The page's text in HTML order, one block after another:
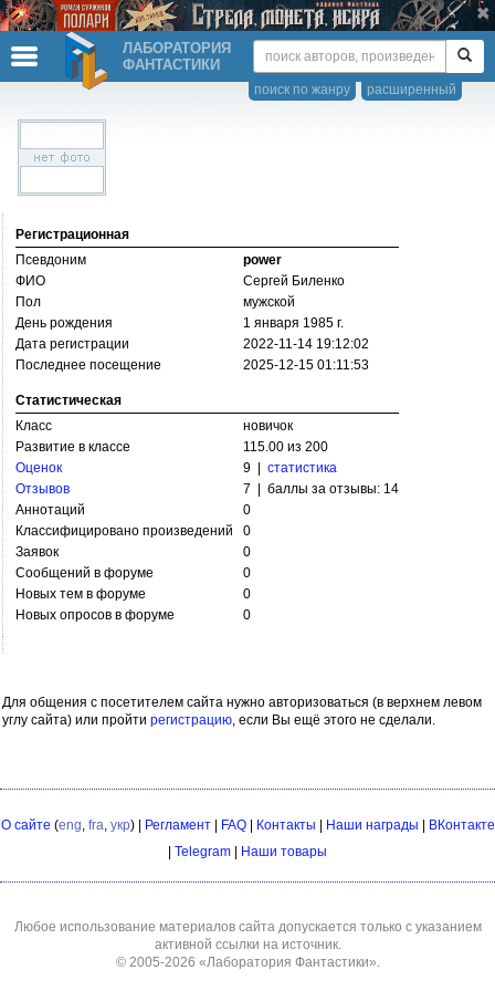
ЛАБОРАТОРИЯ
ФАНТАСТИКИ
расширенный
поиск по жанру
Регистрационная
Псевдоним
power
ФИО
Сергей Биленко
Пол
мужской
День рождения
1 января 1985 г.
Дата регистрации
2022-11-14 19:12:02
Последнее посещение
2025-12-15 01:11:53
Статистическая
Класс
новичок
Развитие в классе
115.00 из 200
Оценок
9 | статистика
Отзывов
7 | баллы за отзывы: 14
Аннотаций
0
Классифицировано произведений
0
Заявок
0
Сообщений в форуме
0
Новых тем в форуме
0
Новых опросов в форуме
0
Для общения с посетителем сайта нужно авторизоваться (в верхнем левом
углу сайта) или пройти регистрацию, если Вы ещё этого не сделали.
О сайте (eng, fra, укр) | Регламент| FAQ| Контакты Наши награды
ВКонтакте
Telegram Наши товары
Любое использование материалов сайта допускается только с указанием
активной ссылки на источник.
© 2005-2026 «Лаборатория Фантастики».